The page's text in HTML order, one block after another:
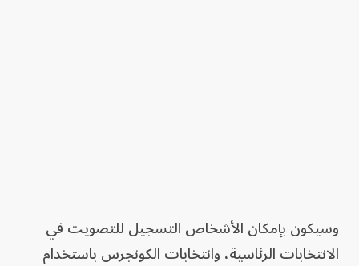
وسيكون بإمكان الأشخاص التسجيل للتصويت في
الانتخابات الرئاسية، وانتخابات الكونجرس باستخدام